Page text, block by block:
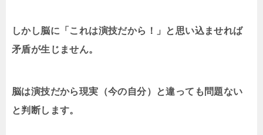
しかし脳に「これは演技だから！」と思い込ませれば
矛盾が生じません。
脳は演技だから現実（今の自分）と違っても問題ない
と判断します。